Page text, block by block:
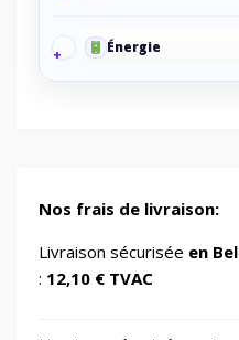
Énergie
screen
Nos frais de livraison:
Livraison sécurisée en
: 12,10 € TVAC